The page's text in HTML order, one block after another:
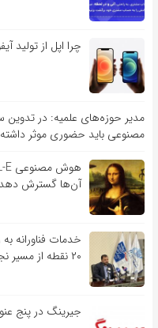
چرا اپل از تولید آیفون 14 مینی
مدیر حوزه‌های علمیه: در
مصنوعی باید حضوری موثر داشته
آن‌ها گسترش دهد
خدمات فناورانه
۲۰ نقطه از مسیر نجف تا کربلا
جیرینگ در پنج